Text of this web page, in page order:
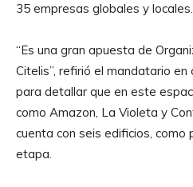
35 empresas globales y locales.
“Es una gran apuesta de
Citelis”, refirió el mandatario en
para detallar que en este
como Amazon, La Violeta y
cuenta con seis edificios, como
etapa.